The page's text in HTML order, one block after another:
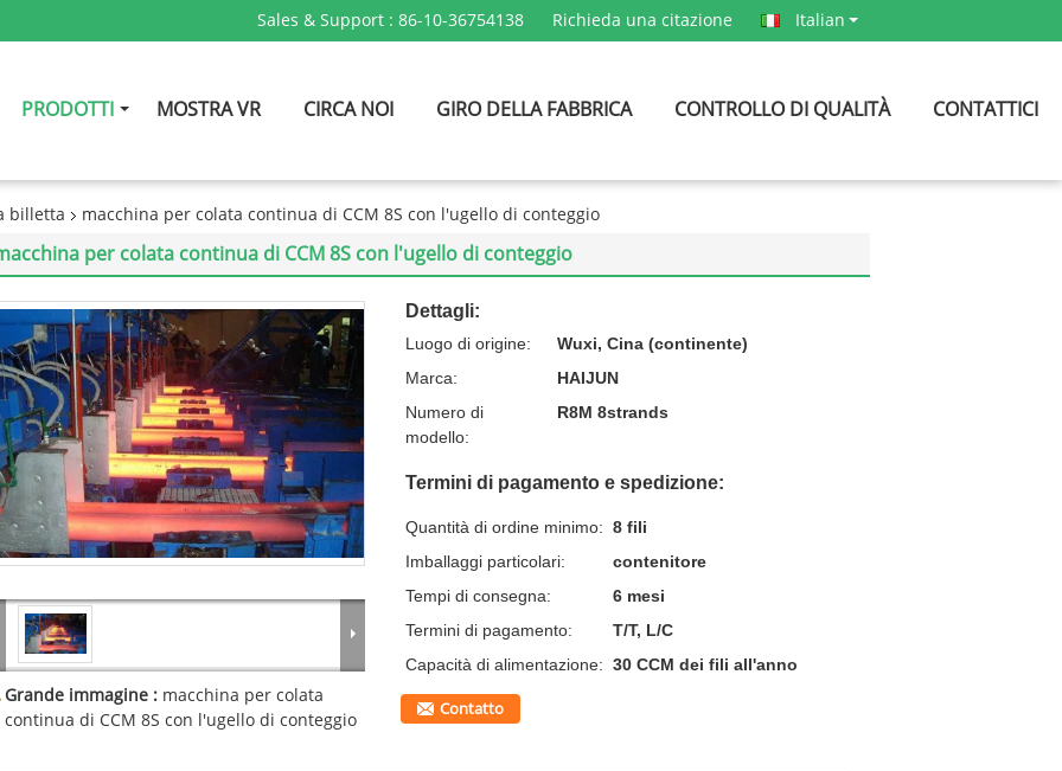
Sales & Support : 86-10-36754138 Richieda una citazione Italian
PRODOTTI MOSTRA VR CIRCA NOI GIRO DELLA FABBRICA CONTROLLO DI QUALITÀ CONTATTICI
billetta macchina per colata continua di CCM 8S con l'ugello di conteggio
per colata continua di CCM 8S con l'ugello di conteggio
Grande immagine : macchina per colata
continua di CCM 8S con l'ugello di conteggio
Dettagli:
Luogo di origine:
Wuxi, Cina (continente)
Marca:
HAIJUN
Numero di
modello:
R8M 8strands
Termini di pagamento e spedizione:
Quantità di ordine minimo: 8 fili
Imballaggi particolari:
contenitore
Tempi di consegna:
6 mesi
Termini di pagamento:
T/T, L/C
Capacità di alimentazione: 30 CCM dei fili all'anno
Contatto